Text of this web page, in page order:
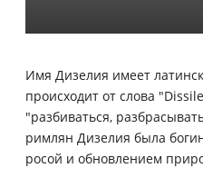
Имя Дизелия имеет
происходит от слова
"разбиваться,
римлян Дизелия была
росой и обновлением